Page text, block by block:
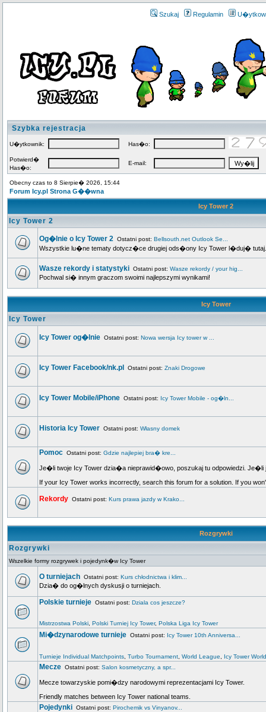
Szukaj Regulamin
Szybka rejestracja
U�ytkownik: Has�o:
Potwierd�
Has�o:
E-mail:
Obecny czas to 8 Sierpie� 2026, 15:44
Forum Icy.pl Strona G��wna
Icy Tower 2
Icy Tower 2
Og�lnie o Icy Tower 2 Ostatni post: Bellsouth.net Outlook Se...
Wszystkie lu�ne tematy dotycz�ce drugiej ods�ony Icy Tower l�duj� tutaj.
Wasze rekordy i statystyki Ostatni post: Wasze rekordy / your hig...
Pochwal si� innym graczom swoimi najlepszymi wynikami!
Icy Tower
Icy Tower
Icy Tower og�lnie Ostatni post: Nowa wersja Icy tower w ...
Icy Tower Facebook/nk.pl Ostatni post: Znaki Drogowe
Icy Tower Mobile/iPhone Ostatni post: Icy Tower Mobile - og�ln...
Historia Icy Tower Ostatni post: Własny domek
Pomoc Ostatni post: Gdzie najlepiej bra� kre...
Je�li twoje Icy Tower dzia�a nieprawid�owo, poszukaj tu odpowiedzi.
If your Icy Tower works incorrectly, search this forum for a solution. If you
Rekordy Ostatni post: Kurs prawa jazdy w Krako...
Rozgrywki
Rozgrywki
Wszelkie formy rozgrywek i pojedynk�w Icy Tower
O turniejach Ostatni post: Kurs chłodnictwa i klim...
Dzia� do og�lnych dyskusji o turniejach.
Polskie turnieje Ostatni post: Dziala cos jeszcze?
Mistrzostwa Polski Polski Turniej Icy Tower, Polska Liga Icy Tower
Mi�dzynarodowe turnieje Ostatni post: Icy Tower 10th Anniversa...
Turnieje Individual Matchpoints Turbo Tournament World League Icy Tower
Mecze Ostatni post: Salon kosmetyczny, a spr...
Mecze towarzyskie pomi�dzy narodowymi reprezentacjami Icy Tower.
Friendly matches between Icy Tower national teams.
Pojedynki Ostatni post: Pirochemik vs Vinyanov...